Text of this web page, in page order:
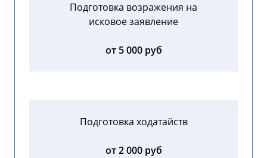
Подготовка возражения на
исковое заявление
от 5 000 руб
Подготовка ходатайств
от 2 000 руб